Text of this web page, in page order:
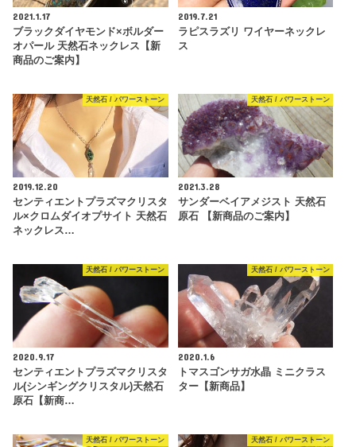
2021.1.17
ブラックダイヤモンド×ボルダー
オパール 天然石ネックレス【新
商品のご案内】
2019.7.21
ラピスラズリ ワイヤーネックレ
ス
天然石 / パワーストーン
2019.12.20
センティエントプラズマクリスタ
ル×クロムダイオプサイト 天然石
ネックレス…
天然石 / パワーストーン
2021.3.28
サンダーベイアメジスト 天然石
原石 【新商品のご案内】
天然石 / パワーストーン
2020.9.17
センティエントプラズマクリスタ
ル(シンギングクリスタル)天然石
原石【新商…
天然石 / パワーストーン
2020.1.6
トマスゴンサガ水晶 ミニクラス
ター【新商品】
天然石 / パワーストーン 天然石 / パワーストーン